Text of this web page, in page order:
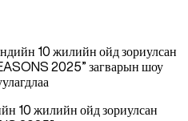
10 жилийн ойд зориулсан
2025” загварын шоу